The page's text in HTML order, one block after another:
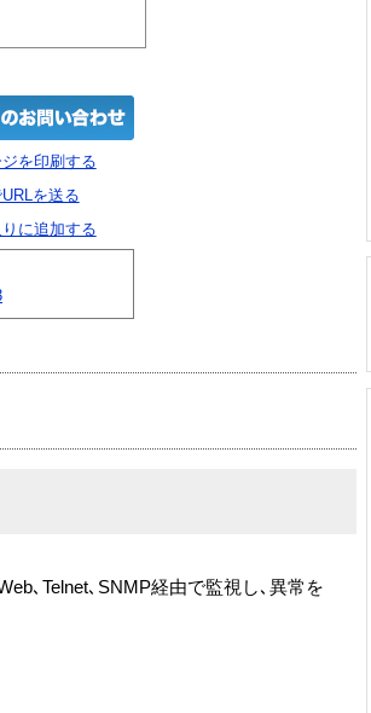
を印刷する
を送る
に追加する
､Telnet､SNMP経由で監視し､異常を